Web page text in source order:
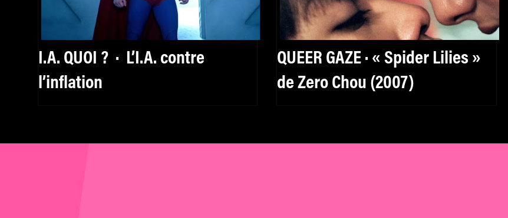
I.A. QUOI ? · L’I.A. contre
l’inflation
QUEER GAZE · « Spider Lilies »
de Zero Chou (2007)